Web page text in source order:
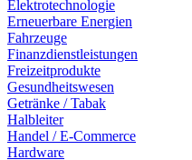
Elektrotechnologie
Erneuerbare Energien
Fahrzeuge
Finanzdienstleistungen
Freizeitprodukte
Gesundheitswesen
Getränke / Tabak
Halbleiter
Handel / E-Commerce
Hardware